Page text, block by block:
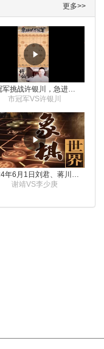
更多>>
市冠军VS许银川
2024年6月1日刘君、蒋川讲解第三届上海杯象棋大师赛谢靖与李少庚的对局
谢靖VS李少庚